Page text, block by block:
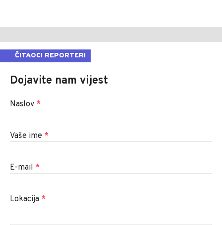
ČITAOCI REPORTERI
Dojavite nam vijest
Naslov *
Vaše ime *
E-mail *
Lokacija *